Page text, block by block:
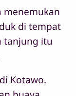
menemukan
di tempat
tanjung itu
Kotawo.